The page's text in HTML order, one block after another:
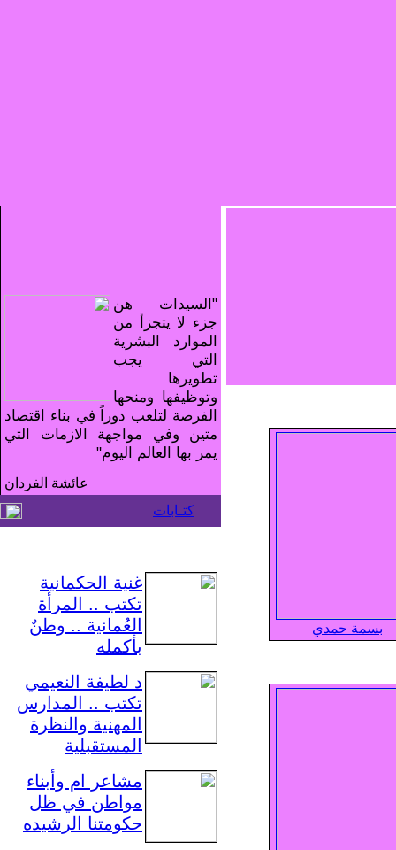
بسمة حمدي
"السيدات هن
جزء لا يتجزأ من
الموارد البشرية
التي يجب
تطويرها
وتوظيفها ومنحها
الفرصة لتلعب دوراً في بناء اقتصاد
متين وفي مواجهة الازمات التي
يمر بها العالم اليوم"
عائشة الفردان
كتـابات
غنية الحكمانية
تكتب .. المرأة
العُمانية .. وطنٌ
بأكمله
د لطيفة النعيمي
تكتب .. المدارس
المهنية والنظرة
المستقبلية
مشاعر ام وأبناء
مواطن في ظل
حكومتنا الرشيده